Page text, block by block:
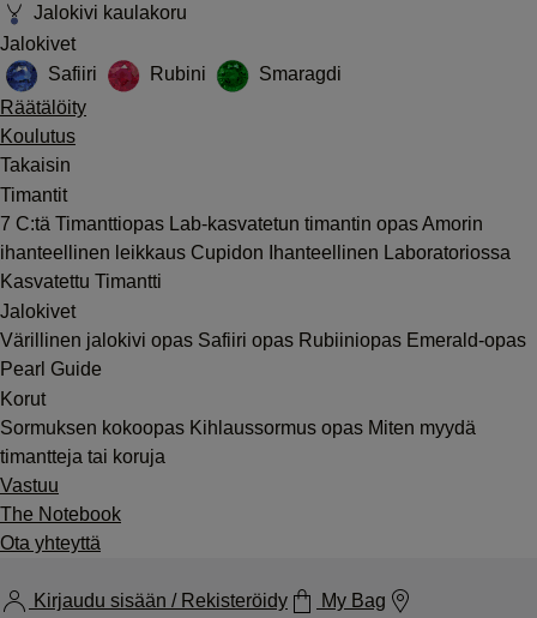
Jalokivi kaulakoru
Jalokivet
Safiiri
Rubini
Smaragdi
Räätälöity
Koulutus
Takaisin
Timantit
7 C:tä Timanttiopas Lab-kasvatetun timantin opasAmorin
ihanteellinen leikkaus Cupidon Ihanteellinen Laboratoriossa
Kasvatettu Timantti
Jalokivet
Värillinen jalokivi opas Safiiri opas Rubiiniopas Emerald-opas
Pearl Guide
Korut
Sormuksen kokoopas Kihlaussormus opas Miten myydä
timantteja tai koruja
Vastuu
The Notebook
Ota yhteyttä
Kirjaudu sisään / Rekisteröidy My Bag